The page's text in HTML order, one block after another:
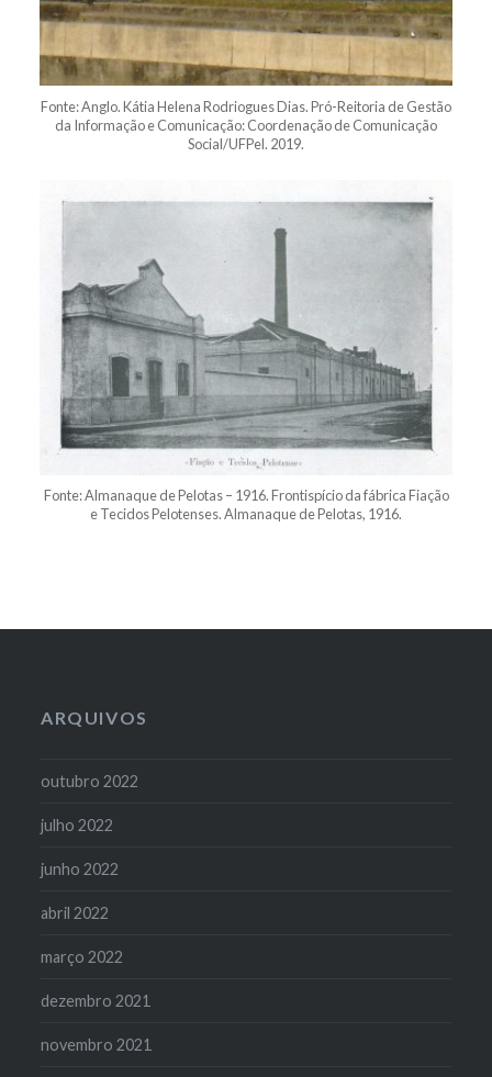
Fonte: Anglo. Kátia Helena Rodriogues Dias. Pró-Reitoria de Gestão
da Informação e Comunicação: Coordenação de Comunicação
Social/UFPel. 2019.
Fonte: Almanaque de Pelotas – 1916. Frontispício da fábrica Fiação
e Tecidos Pelotenses. Almanaque de Pelotas, 1916.
ARQUIVOS
outubro 2022
julho 2022
junho 2022
abril 2022
março 2022
dezembro 2021
novembro 2021